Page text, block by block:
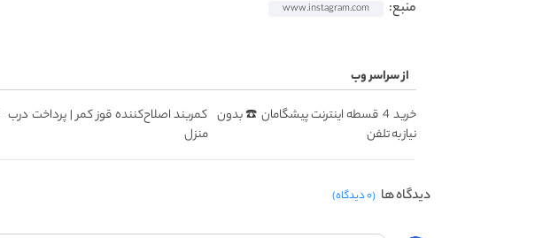
منبع: www.instagram.com
از سراسر وب
خرید 4 قسطه اینترنت پیشگامان ☎️ بدون
نیاز به تلفن
کمربند اصلاح‌کننده قوز کمر | پرداخت درب
منزل
دیدگاه ها (۰ دیدگاه)